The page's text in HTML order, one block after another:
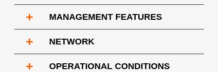
+ MANAGEMENT FEATURES
+ NETWORK
+ OPERATIONAL CONDITIONS